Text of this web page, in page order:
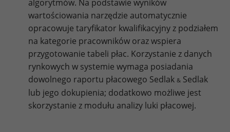
algorytmów. Na podstawie wyników
wartościowania narzędzie automatycznie
opracowuje taryfikator kwalifikacyjny z podziałem
na kategorie pracowników oraz wspiera
przygotowanie tabeli płac. Korzystanie z danych
rynkowych w systemie wymaga posiadania
dowolnego raportu płacowego Sedlak & Sedlak
lub jego dokupienia; dodatkowo możliwe jest
skorzystanie z modułu analizy luki płacowej.